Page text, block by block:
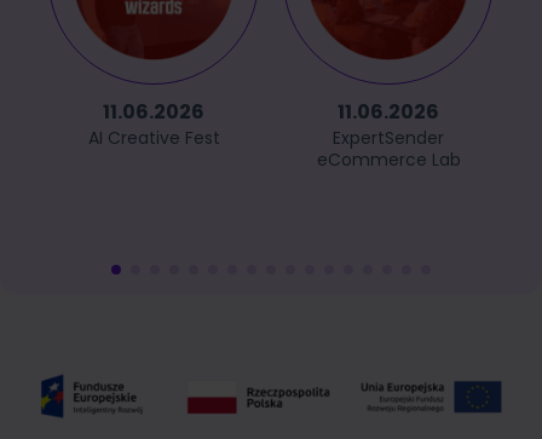
11.06.2026
AI Creative Fest
11.06.2026
ExpertSender
eCommerce Lab